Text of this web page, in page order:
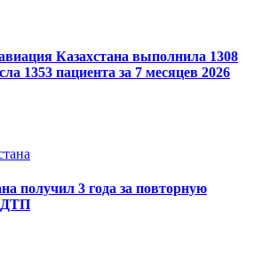
Казахстана выполнила 1308
1353 пациента за 7 месяцев 2026
получил 3 года за повторную
ДТП